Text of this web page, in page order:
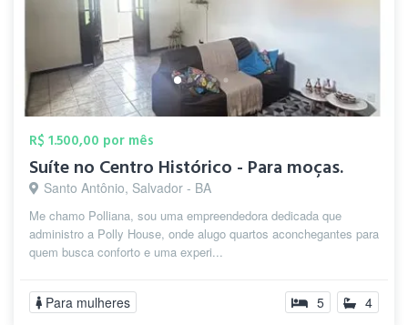
R$ 1.500,00 por mês
Suíte no Centro Histórico - Para moças.
Santo Antônio, Salvador - BA
Me chamo Polliana, sou uma empreendedora dedicada que
administro a Polly House, onde alugo quartos aconchegantes para
quem busca conforto e uma experi...
Para mulheres 5 4